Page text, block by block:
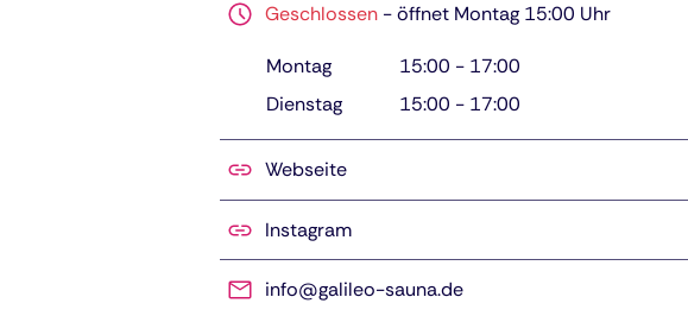
Geschlossen -öffnet Montag 15:00 Uhr
Montag 15:00 - 17:00
Dienstag
15:00 - 17:00
Webseite
Instagram
info@galileo-sauna.de